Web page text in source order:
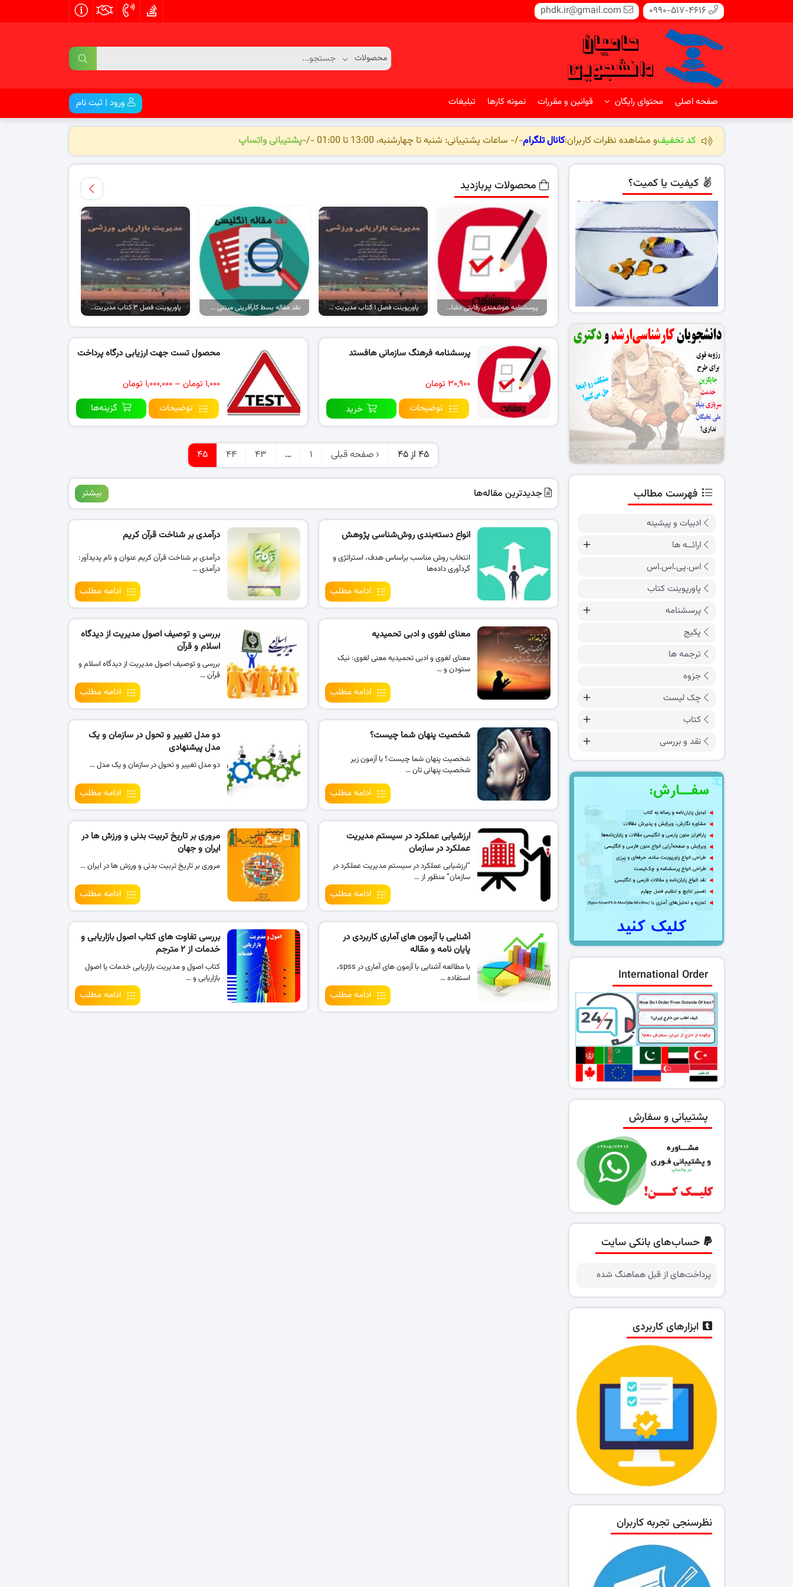
0990-517-4616
phdk.ir@gmail.com
صفحه اصلی محتوای رایگان قوانین و مقررات نمونه کارها تبلیغات ورود | ثبت نام
کد تخفیفو مشاهده نظرات کاربران:کانال تلگرام-/- ساعات پشتیبانی: شنبه تا چهارشنبه، 13:00 تا 01:00 -/- پشتیبانی واتساپ
محصولات پربازدید
پرسشنامه هوشمندی رقابتی دشامپس و نایاک (۱۹۹۵) و روچ و سانتی (۲۰۰۱) پاورپوینت فصل ۱ کتاب مدیریت بازاریابی ورزشی نقد مقاله بسط کارآفرینی مبتنی بر ورزش از طریق تحقیق پدیدارشناختی پاورپوینت فصل ۳ کتاب مدیریت بازاریابی ورزشی
پرسشنامه فرهنگ سازمانی هافستد
۳۰,۹۰۰ تومان
توضیحات
خرید
محصول تست جهت ارزیابی درگاه پرداخت
۱,۰۰۰ تومان –۱,۰۰۰,۰۰۰ تومان
توضیحات
گزینه‌ها
45 از 45 صفحه قبلی 1
…
43
44
45
جدیدترین مقاله‌ها بیشتر
انواع دسته‌بندی روش‌شناسی پژوهش
انتخاب روش مناسب براساس هدف، استراتژی و
گردآوری داده‌ها
ادامه مطلب
درآمدی بر شناخت قرآن کریم
درآمدی بر شناخت قرآن کریم ‏عنوان و نام پدیدآور:
درآمدی …
ادامه مطلب
معنای لغوی و ادبی تحمیدیه
معنای لغوی و ادبی تحمیدیه معنی لغوی: نیک
ستودن و …
ادامه مطلب
بررسی و توصیف اصول مدیریت از دیدگاه
اسلام و قرآن
بررسی و توصیف اصول مدیریت از دیدگاه اسلام و
قرآن …
ادامه مطلب
شخصیت پنهان شما چیست؟
شخصیت پنهان شما چیست؟ با آزمون زیر
شخصیت پنهانی تان …
ادامه مطلب
دو مدل تغییر و تحول در سازمان و یک
مدل پیشنهادی
دو مدل تغییر و تحول در سازمان و یک مدل …
ادامه مطلب
ارزشیابی عملکرد در سیستم مدیریت
عملکرد در سازمان
“ارزشیابی عملکرد در سیستم مدیریت عملکرد در
سازمان” منظور از …
ادامه مطلب
مروری بر تاریخ تربیت بدنی و ورزش ها در
ایران و جهان
مروری بر تاریخ تربیت بدنی و ورزش ها در ایران …
ادامه مطلب
آشنایی با آزمون های آماری کاربردی در
پایان نامه و مقاله
با مطالعه آشنایی با آزمون های آماری در spss،
استفاده …
ادامه مطلب
بررسی تفاوت های کتاب اصول بازاریابی و
خدمات از ۲ مترجم
کتاب اصول و مدیریت بازاریابی خدمات یا اصول
بازاریابی و …
ادامه مطلب
کیفیت یا کمیت؟
فهرست مطالب
ادبیات و پیشینه
ارائــه ها
اس.پی.اس.اس
پاورپوینت کتاب
پرسشنامه
پکیج
ترجمه ها
جزوه
چک لیست
کتاب
نقد و بررسی
International Order
پشتیبانی و سفارش
حساب‌های بانکی سایت
پرداخت‌های از قبل هماهنگ شده
ابزارهای کاربردی
نظرسنجی تجربه کاربران